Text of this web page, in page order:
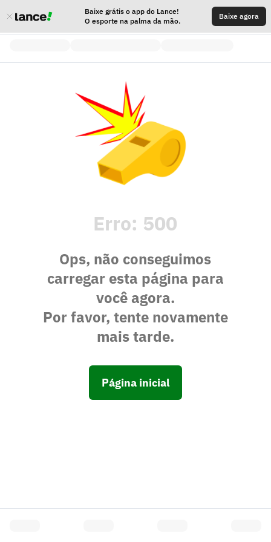
Baixe grátis o app do Lance!
O esporte na palma da mão.
Baixe agora
Erro: 500
Ops, não conseguimos
carregar esta página para
você agora.
Por favor, tente novamente
mais tarde.
Página inicial